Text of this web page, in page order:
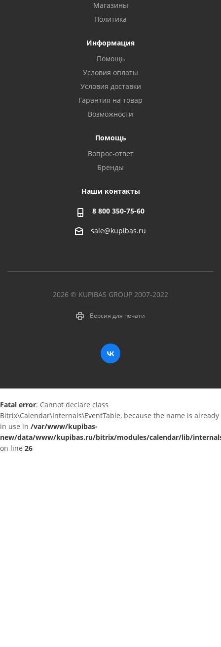
Магазины
Политика
Информация
Помощь
Условия оплаты
Условия доставки
Гарантия на товар
Возможности
Помощь
Вопрос-ответ
Бренды
Наши контакты
8 800 350-75-60
sale@kupibas.ru
2026 © KUPIBAS GROUP 2007-2022
Версия для печати
Fatal error: Cannot declare class
Bitrix\Calendar\Internals\EventTable, because the name is already
in use in /var/www/kupibas-
new/data/www/kupibas.ru/bitrix/modules/calendar/lib/
on line 26